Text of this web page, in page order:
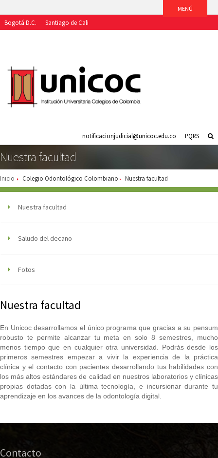
Bogotá D.C.
Santiago de Cali
PQRS
notificacionjudicial@unicoc.edu.co
Nuestra facultad
Inicio Colegio Odontológico Colombiano Nuestra facultad
Nuestra facultad
Saludo del decano
Fotos
Nuestra facultad
En Unicoc desarrollamos el único programa que gracias a su pensum
robusto te permite alcanzar tu meta en solo 8 semestres, mucho
menos tiempo que en cualquier otra universidad. Podrás desde los
primeros semestres empezar a vivir la experiencia de la práctica
clínica y el contacto con pacientes desarrollando tus habilidades con
los más altos estándares de calidad en nuestros laboratorios y clínicas
propias dotadas con la última tecnología, e incursionar durante tu
aprendizaje en los avances de la odontología digital.
Contacto